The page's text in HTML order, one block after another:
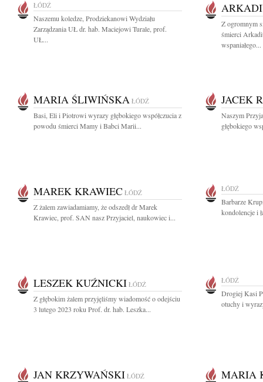
ŁÓDŹ
Naszemu koledze, Prodziekanowi Wydziału
Zarządzania UŁ dr. hab. Maciejowi Turale, prof.
UŁ...
Z ogromnym
śmierci
wspaniałego...
MARIA ŚLIWIŃSKA ŁÓDŹ
Basi, Eli i Piotrowi wyrazy głębokiego współczucia z
powodu śmierci Mamy i Babci Marii...
JACEK
Naszym
głębokiego
MAREK KRAWIEC ŁÓDŹ
Z żalem zawiadamiamy, że odszedł dr Marek
Krawiec, prof. SAN nasz Przyjaciel, naukowiec i...
ŁÓDŹ
Barbarze
kondolencje i
LESZEK KUŹNICKI ŁÓDŹ
Z głębokim żalem przyjęliśmy wiadomość o odejściu
3 lutego 2023 roku Prof. dr. hab. Leszka...
ŁÓDŹ
Drogiej Kasi
otuchy i
JAN KRZYWAŃSKI ŁÓDŹ MARIA